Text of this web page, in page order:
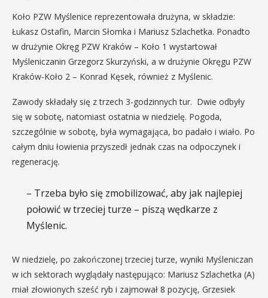
Koło PZW Myślenice reprezentowała drużyna, w składzie:
Łukasz Ostafin, Marcin Słomka i Mariusz Szlachetka. Ponadto
w drużynie Okręg PZW Kraków – Koło 1 wystartował
Myśleniczanin Grzegorz Skurzyński, a w drużynie Okręgu PZW
Kraków-Koło 2 – Konrad Kęsek, również z Myślenic.
Zawody składały się z trzech 3-godzinnych tur. Dwie odbyły
się w sobotę, natomiast ostatnia w niedzielę. Pogoda,
szczególnie w sobotę, była wymagająca, bo padało i wiało. Po
całym dniu łowienia przyszedł jednak czas na odpoczynek i
regenerację.
– Trzeba było się zmobilizować, aby jak najlepiej
połowić w trzeciej turze – piszą wędkarze z
Myślenic.
W niedzielę, po zakończonej trzeciej turze, wyniki Myśleniczan
w ich sektorach wyglądały następująco: Mariusz Szlachetka (A)
miał złowionych sześć ryb i zajmował 8 pozycję, Grzesiek